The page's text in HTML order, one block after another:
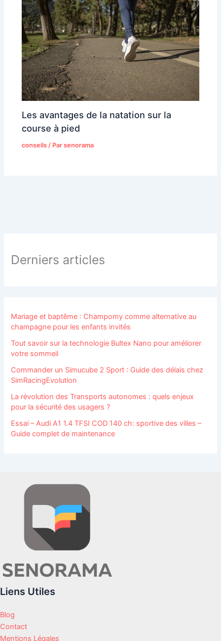
Les avantages de la natation sur la
course à pied
conseils / Parsenorama
Derniers articles
Mariage et baptême : Champomy comme alternative au
champagne pour les enfants invités
Tout savoir sur la technologie Bultex Nano pour améliorer
votre sommeil
Commander un Simucube 2 Sport : Guide des délais chez
SimRacingEvolution
La révolution des Transports autonomes : quels enjeux
pour la sécurité des usagers ?
Essai – Audi A1 1.4 TFSI COD 140 ch: sportive des villes –
Guide complet de maintenance
Liens Utiles
Blog
Contact
Mentions Légales